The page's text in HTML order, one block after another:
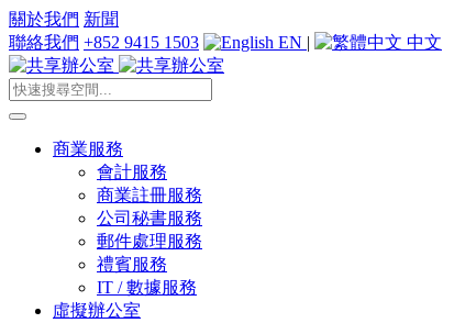
關於我們 新聞
聯絡我們 +852 9415 1503 EN | 中文
商業服務
會計服務
商業註冊服務
公司秘書服務
郵件處理服務
禮賓服務
IT / 數據服務
虛擬辦公室